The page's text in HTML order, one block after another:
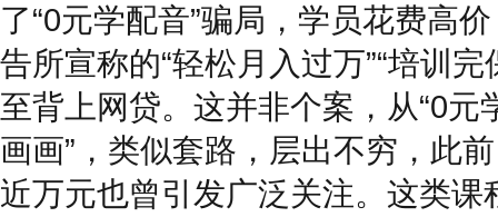
了“0元学配音”骗局，学员花费高
告所宣称的“轻松月入过万”“培训
至背上网贷。这并非个案，从“0元
画画”，类似套路，层出不穷，此
近万元也曾引发广泛关注。这类课